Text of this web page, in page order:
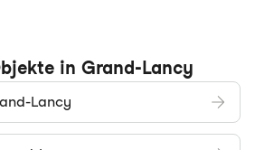
in Grand-Lancy
Lancy